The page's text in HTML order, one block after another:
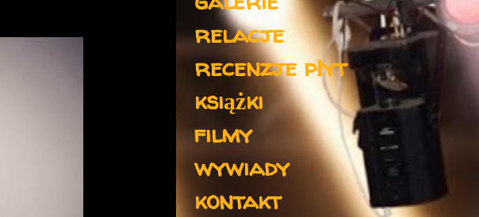
relacje
recenzje płyt
książki
filmy
wywiady
kontakt